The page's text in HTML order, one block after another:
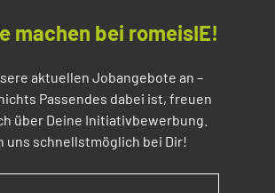
machen bei romeisIE!
aktuellen Jobangebote an –
Passendes dabei ist, freuen
über Deine Initiativbewerbung.
uns schnellstmöglich bei Dir!